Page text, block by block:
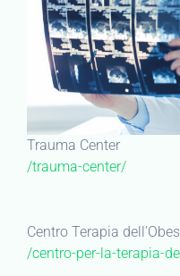
Trauma Center
/trauma-center/
Centro Terapia
/centro-per-la-terapia-